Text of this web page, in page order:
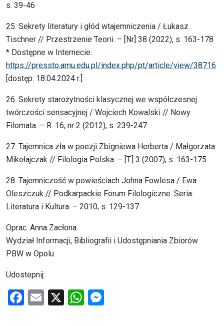
s. 39-46
25. Sekrety literatury i głód wtajemniczenia / Łukasz
Tischner // Przestrzenie Teorii. – [Nr] 38 (2022), s. 163-178
* Dostępne w Internecie:
https://pressto.amu.edu.pl/index.php/pt/article/view/38716
[dostęp: 18.04.2024 r.]
26. Sekrety starożytności klasycznej we współczesnej
twórczości sensacyjnej / Wojciech Kowalski // Nowy
Filomata. – R. 16, nr 2 (2012), s. 239-247
27. Tajemnica zła w poezji Zbigniewa Herberta / Małgorzata
Mikołajczak // Filologia Polska. – [T.] 3 (2007), s. 163-175
28. Tajemniczość w powieściach Johna Fowlesa / Ewa
Oleszczuk // Podkarpackie Forum Filologiczne. Seria:
Literatura i Kultura. – 2010, s. 129-137
Oprac. Anna Zacłona
Wydział Informacji, Bibliografii i Udostępniania Zbiorów
PBW w Opolu
Udostepnij:
F
E
X
W